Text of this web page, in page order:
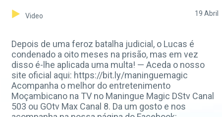
Video 19 Abril
Depois de uma feroz batalha judicial, o Lucas é
condenado a oito meses na prisão, mas em vez
disso é-lhe aplicada uma multa! — Aceda o nosso
site oficial aqui: https://bit.ly/maninguemagic
Acompanha o melhor do entretenimento
Moçambicano na TV no Maningue Magic DStv Canal
503 ou GOtv Max Canal 8. Da um gosto e nos